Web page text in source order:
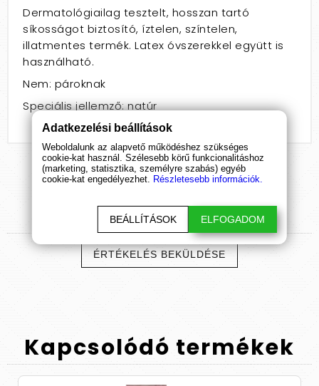
Dermatológiailag tesztelt, hosszan tartó
síkosságot biztosító, íztelen, színtelen,
illatmentes termék. Latex óvszerekkel együtt is
használható.
Nem: pároknak
Speciális jellemző: natúr
Termékértékelések
ÉRTÉKELÉS BEKÜLDÉSE
Kapcsolódó termékek
Adatkezelési beállítások
Weboldalunk az alapvető működéshez szükséges
cookie-kat használ. Szélesebb körű funkcionalitáshoz
(marketing, statisztika, személyre szabás) egyéb
cookie-kat engedélyezhet. Részletesebb információk.
BEÁLLÍTÁSOK ELFOGADOM